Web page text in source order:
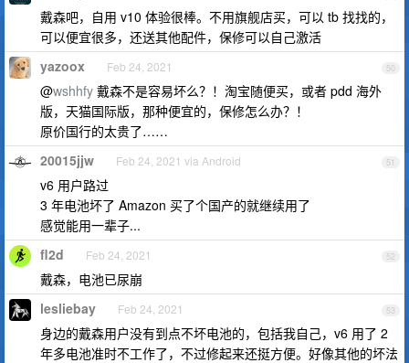
戴森吧，自用 v10 体验很棒。不用旗舰店买，可以 tb 找找的，
可以便宜很多，还送其他配件，保修可以自己激活
50
yazoox Feb 24, 2021
@wshhfy 戴森不是容易坏么？！淘宝随便买，或者 pdd 海外
版，天猫国际版，那种便宜的，保修怎么办？！
原价国行的太贵了……
51
20015jjw Feb 24, 2021 via Android
v6 用户路过
3 年电池坏了 Amazon 买了个国产的就继续用了
感觉能用一辈子...
52
fl2d Feb 24, 2021
戴森，电池已尿崩
53
lesliebay Feb 24, 2021
身边的戴森用户没有到点不坏电池的，包括我自己，v6 用了 2
年多电池准时不工作了，不过修起来还挺方便。好像其他的坏法